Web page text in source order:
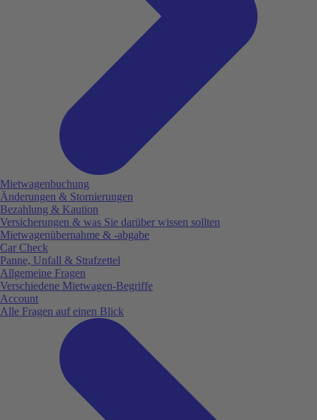
Mietwagenbuchung
Änderungen & Stornierungen
Bezahlung & Kaution
Versicherungen & was Sie darüber wissen sollten
Mietwagenübernahme & -abgabe
Car Check
Panne, Unfall & Strafzettel
Allgemeine Fragen
Verschiedene Mietwagen-Begriffe
Account
Alle Fragen auf einen Blick